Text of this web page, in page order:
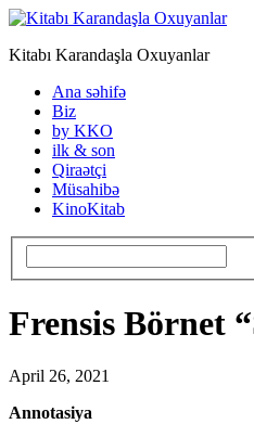
Kitabı Karandaşla Oxuyanlar
Ana səhifə
Biz
by KKO
ilk & son
Qiraətçi
Müsahibə
KinoKitab
Frensis Börnet
April 26, 2021
Annotasiya